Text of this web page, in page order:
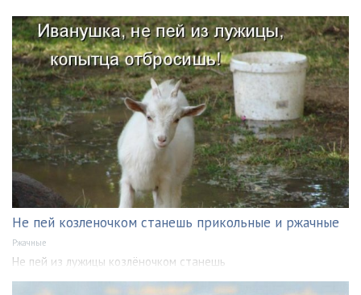
Не пей козленочком станешь прикольные и ржачные
Ржачные
Не пей из лужицы козлёночком станешь